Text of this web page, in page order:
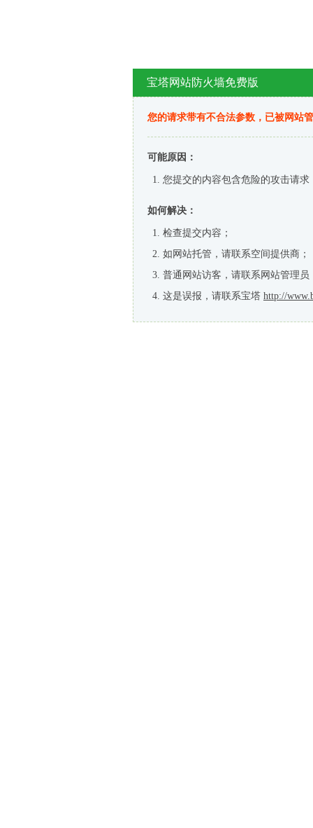
宝塔网站防火墙免费版
您的请求带有不合法参数，已被网站
可能原因：
您提交的内容包含危险的攻击请求
如何解决：
检查提交内容；
如网站托管，请联系空间提供商；
普通网站访客，请联系网站管理员
这是误报，请联系宝塔 http://